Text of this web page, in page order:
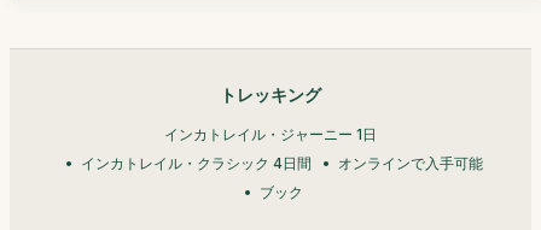
トレッキング
インカトレイル・ジャーニー 1日
インカトレイル・クラシック 4日間
オンラインで入手可能
ブック